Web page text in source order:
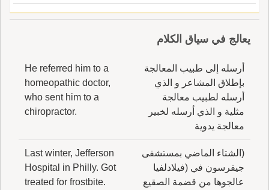
يعالج في سياق الكلام
أرسله إلى طبيب المعالجة
بإطلاق المشاعر و الذي
أرسله لطبيب معالجة
مثلية و الذي أرسله لخبير
معالجة يدوية
He referred him to a
homeopathic doctor,
who sent him to a
chiropractor.
(الشتاء الماضي بمستشفى
جيفرسون في (فيلادلفيا
عالجوها من قضمة الصقيع
Last winter, Jefferson
Hospital in Philly. Got
treated for frostbite.